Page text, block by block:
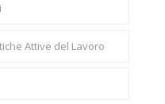
Attive del Lavoro